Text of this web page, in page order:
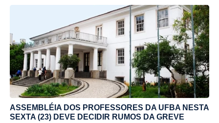
ASSEMBLÉIA DOS PROFESSORES DA UFBA NESTA
SEXTA (23) DEVE DECIDIR RUMOS DA GREVE